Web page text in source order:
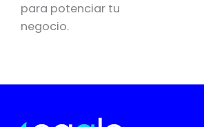
para potenciar tu
negocio.